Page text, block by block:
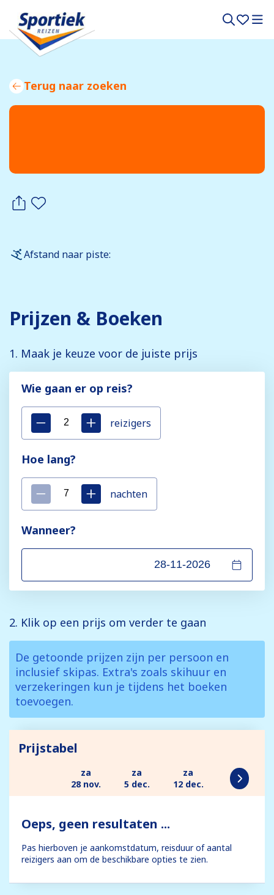
Terug naar zoeken
Afstand naar piste:
Prijzen & Boeken
1. Maak je keuze voor de juiste prijs
Wie gaan er op reis?
reizigers
Hoe lang?
nachten
Wanneer?
2. Klik op een prijs om verder te gaan
De getoonde prijzen zijn per persoon en
inclusief skipas. Extra's zoals skihuur en
verzekeringen kun je tijdens het boeken
toevoegen.
Prijstabel
za
28 nov.
za
5 dec.
za
12 dec.
Oeps, geen resultaten ...
Pas hierboven je aankomstdatum, reisduur of aantal
reizigers aan om de beschikbare opties te zien.